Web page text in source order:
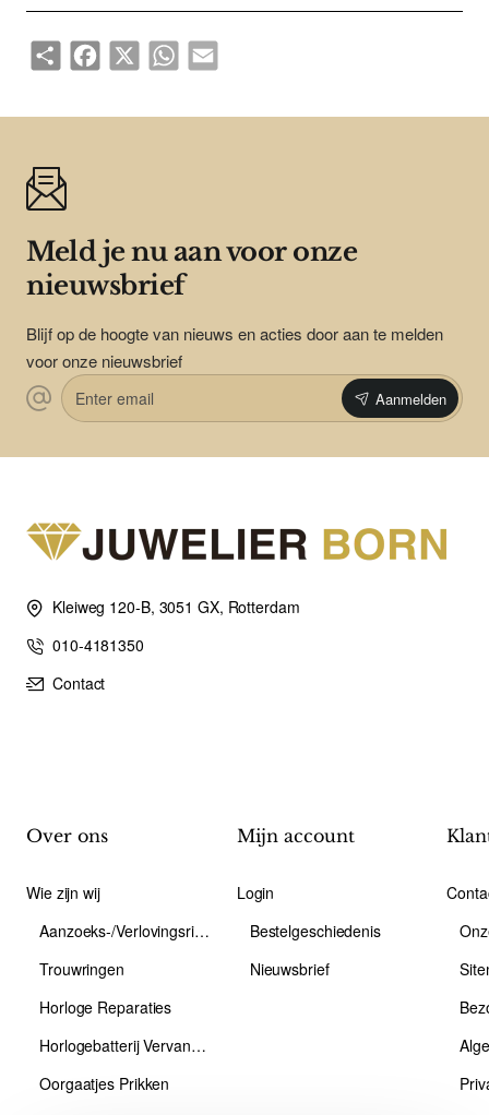
ShareFacebook
X WhatsAppEmail
Meld je nu aan voor onze
nieuwsbrief
Blijf op de hoogte van nieuws en acties door aan te melden
voor onze nieuwsbrief
Enter
email
Aanmelden
Kleiweg 120-B, 3051 GX, Rotterdam
010-4181350
Contact
Over ons
Wie zijn wij
Aanzoeks-/Verlovingsring
Trouwringen
Horloge Reparaties
Horlogebatterij Vervangen
Oorgaatjes Prikken
Mijn account
Login
Bestelgeschiedenis
Nieuwsbrief